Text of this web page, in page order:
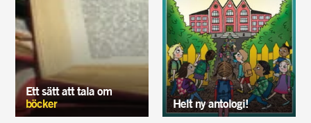
Ett sätt att tala om
böcker
Helt ny antologi!